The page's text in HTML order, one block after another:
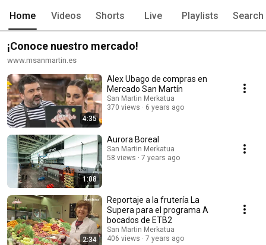
Home Videos Shorts Live Playlists Search
¡Conoce nuestro mercado!
www.msanmartin.es
4:35
Alex Ubago de compras en
Mercado San Martín
San Martin Merkatua
370 views
6 years ago
1:08
Aurora Boreal
San Martin Merkatua
58 views
7 years ago
2:34
Reportaje a la frutería La
Supera para el programa A
bocados de ETB2
San Martin Merkatua
406 views
7 years ago